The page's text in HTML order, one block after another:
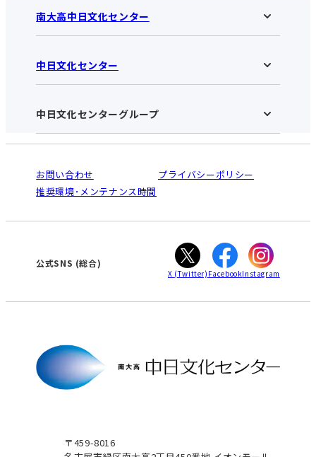
南大高中日文化センター
南大高中日文化センターHOME
お知らせ
アクセス･営業時間
お申し込みの流れ
入会と受講のご案内
中日文化センター
中日文化センターHOME
中日文化センターとは
受講規約・会員特典
ご利用ガイド
オンライン講座受講の手順
WEBサイトのよくある質問
中日文化センターグループ
南大高
犬山
高蔵寺
大垣
津
お問い合わせ
プライバシーポリシー
推奨環境･メンテナンス時間
〒459-8016
公式SNS (総合)
X (Twitter) FacebookInstagram